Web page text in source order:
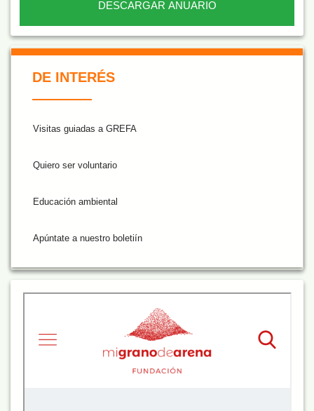
DESCARGAR ANUARIO
DE INTERÉS
Visitas guiadas a GREFA
Quiero ser voluntario
Educación ambiental
Apúntate a nuestro boletiín